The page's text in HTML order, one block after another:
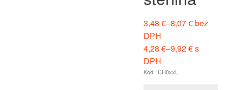
3,48 €–8,07€bez
DPH
4,28 €–9,92€s
DPH
Kód: CH0xxL